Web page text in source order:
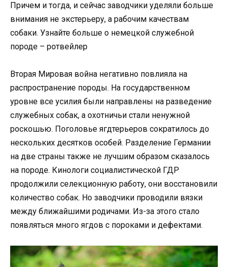
Причем и тогда, и сейчас заводчики уделяли больше
внимания не экстерьеру, а рабочим качествам
собаки. Узнайте больше о немецкой служебной
породе – ротвейлер
Вторая Мировая война негативно повлияла на
распространение породы. На государственном
уровне все усилия были направлены на разведение
служебных собак, а охотничьи стали ненужной
роскошью. Поголовье ягдтерьеров сократилось до
нескольких десятков особей. Разделение Германии
на две страны также не лучшим образом сказалось
на породе. Кинологи социалистической ГДР
продолжили селекционную работу, они восстановили
количество собак. Но заводчики проводили вязки
между ближайшими родичами. Из-за этого стало
появляться много ягдов с пороками и дефектами.